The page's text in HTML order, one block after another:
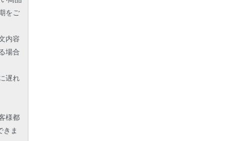
をご
内容
場合
遅れ
様都
きま